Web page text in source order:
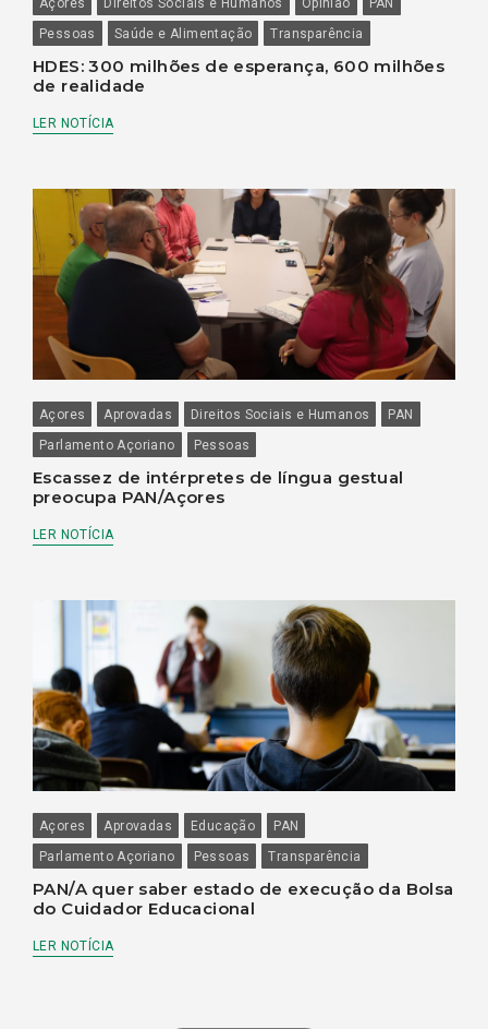
Açores Direitos Sociais e Humanos Opinião
PAN
Pessoas
Saúde e Alimentação Transparência
HDES: 300 milhões de esperança, 600 milhões
de realidade
LER NOTÍCIA
Açores Aprovadas Direitos Sociais e Humanos
PAN
Parlamento Açoriano
Pessoas
Escassez de intérpretes de língua gestual
preocupa PAN/Açores
LER NOTÍCIA
Açores Aprovadas Educação
PAN
Parlamento Açoriano
Pessoas Transparência
PAN/A quer saber estado de execução da Bolsa
do Cuidador Educacional
LER NOTÍCIA